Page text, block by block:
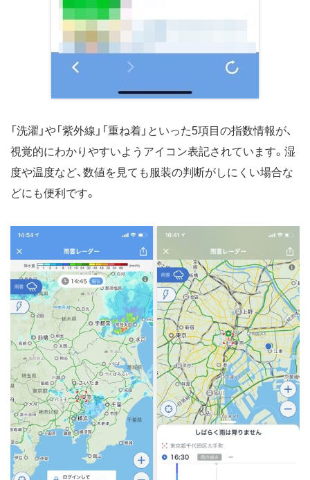
「洗濯」や「紫外線」「重ね着」といった5項目の指数情報が、
視覚的にわかりやすいようアイコン表記されています。湿
度や温度など、数値を見ても服装の判断がしにくい場合な
どにも便利です。